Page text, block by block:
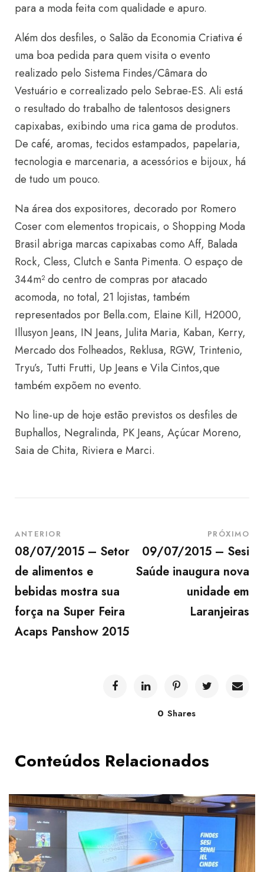
para a moda feita com qualidade e apuro.
Além dos desfiles, o Salão da Economia Criativa é
uma boa pedida para quem visita o evento
realizado pelo Sistema Findes/Câmara do
Vestuário e correalizado pelo Sebrae-ES. Ali está
o resultado do trabalho de talentosos designers
capixabas, exibindo uma rica gama de produtos.
De café, aromas, tecidos estampados, papelaria,
tecnologia e marcenaria, a acessórios e bijoux, há
de tudo um pouco.
Na área dos expositores, decorado por Romero
Coser com elementos tropicais, o Shopping Moda
Brasil abriga marcas capixabas como Aff, Balada
Rock, Cless, Clutch e Santa Pimenta. O espaço de
344m² do centro de compras por atacado
acomoda, no total, 21 lojistas, também
representados por Bella.com, Elaine Kill, H2000,
Illusyon Jeans, IN Jeans, Julita Maria, Kaban, Kerry,
Mercado dos Folheados, Reklusa, RGW, Trintenio,
Tryu’s, Tutti Frutti, Up Jeans e Vila Cintos,que
também expõem no evento.
No line-up de hoje estão previstos os desfiles de
Buphallos, Negralinda, PK Jeans, Açúcar Moreno,
Saia de Chita, Riviera e Marci.
ANTERIOR
08/07/2015 – Setor
de alimentos e
bebidas mostra sua
força na Super Feira
Acaps Panshow 2015
PRÓXIMO
09/07/2015 – Sesi
Saúde inaugura nova
unidade em
Laranjeiras
0 Shares
Conteúdos Relacionados